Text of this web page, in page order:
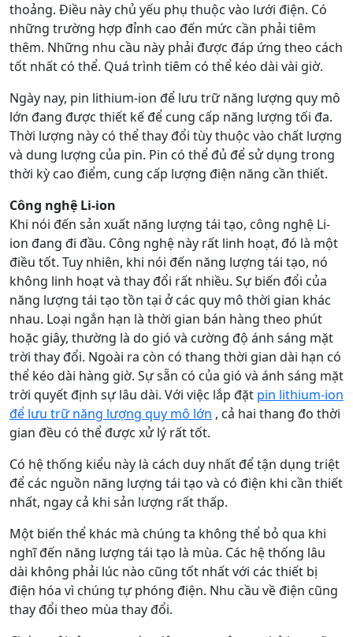
thoảng. Điều này chủ yếu phụ thuộc vào lưới điện. Có
những trường hợp đỉnh cao đến mức cần phải tiêm
thêm. Những nhu cầu này phải được đáp ứng theo cách
tốt nhất có thể. Quá trình tiêm có thể kéo dài vài giờ.
Ngày nay, pin lithium-ion để lưu trữ năng lượng quy mô
lớn đang được thiết kế để cung cấp năng lượng tối đa.
Thời lượng này có thể thay đổi tùy thuộc vào chất lượng
và dung lượng của pin. Pin có thể đủ để sử dụng trong
thời kỳ cao điểm, cung cấp lượng điện năng cần thiết.
Công nghệ Li-ion
Khi nói đến sản xuất năng lượng tái tạo, công nghệ Li-
ion đang đi đầu. Công nghệ này rất linh hoạt, đó là một
điều tốt. Tuy nhiên, khi nói đến năng lượng tái tạo, nó
không linh hoạt và thay đổi rất nhiều. Sự biến đổi của
năng lượng tái tạo tồn tại ở các quy mô thời gian khác
nhau. Loại ngắn hạn là thời gian bán hàng theo phút
hoặc giây, thường là do gió và cường độ ánh sáng mặt
trời thay đổi. Ngoài ra còn có thang thời gian dài hạn có
thể kéo dài hàng giờ. Sự sẵn có của gió và ánh sáng mặt
trời quyết định sự lâu dài. Với việc lắp đặt pin lithium-ion
để lưu trữ năng lượng quy mô lớn , cả hai thang đo thời
gian đều có thể được xử lý rất tốt.
Có hệ thống kiểu này là cách duy nhất để tận dụng triệt
để các nguồn năng lượng tái tạo và có điện khi cần thiết
nhất, ngay cả khi sản lượng rất thấp.
Một biến thể khác mà chúng ta không thể bỏ qua khi
nghĩ đến năng lượng tái tạo là mùa. Các hệ thống lâu
dài không phải lúc nào cũng tốt nhất với các thiết bị
điện hóa vì chúng tự phóng điện. Nhu cầu về điện cũng
thay đổi theo mùa thay đổi.